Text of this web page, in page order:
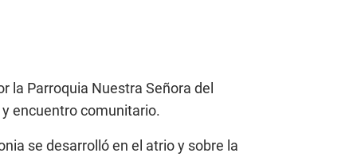
la Parroquia Nuestra Señora del
encuentro comunitario.
se desarrolló en el atrio y sobre la